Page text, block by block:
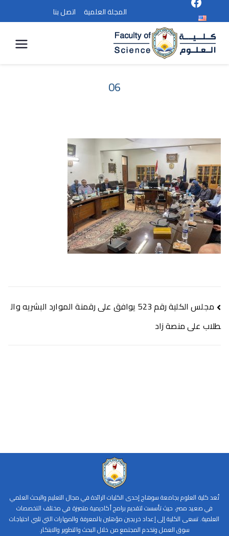
المجلة العلمية اتصل بنا
العلوم06
مجلس الكلية رقم 523 يوافق على رقمنة الموارد البشريه وال
طلاب على منصة زاد
تُعد كلية العلوم بجامعة سوهاج إحدى الكليات الرائدة في مجال التعليم والبحث العلمي
في صعيد مصر، حيث تأسست لتقديم برامج أكاديمية متميزة في مختلف التخصصات
العلمية. تسعى الكلية إلى إعداد خريجين مؤهلين بالمعرفة والمهارات التي تلبي احتياجات
سوق العمل وتخدم المجتمع من خلال البحث والتطوير والابتكار.